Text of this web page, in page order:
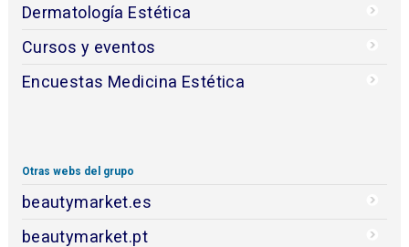
Dermatología Estética
Cursos y eventos
Encuestas Medicina Estética
Otras webs del grupo
beautymarket.es
beautymarket.pt